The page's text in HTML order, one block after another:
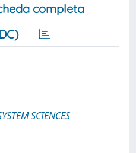
completa
SCIENCES